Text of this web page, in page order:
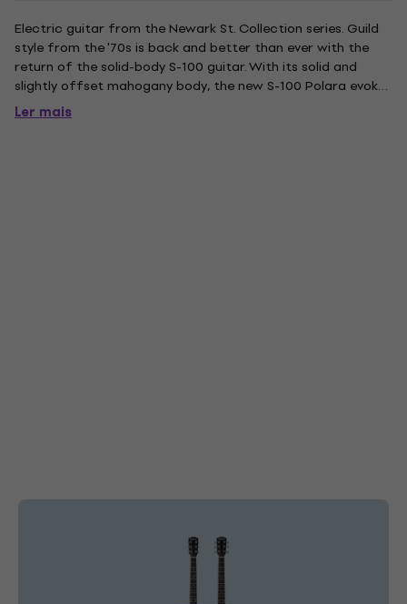
Electric guitar from the Newark St. Collection series. Guild
style from the '70s is back and better than ever with the
return of the solid-body S-100 guitar. With its solid and
slightly offset mahogany body, the new S-100 Polara evokes
its esteemed and hard-rocking predecessor of more than
40 years ago. Responsive and versatile, it also features...
Ler mais